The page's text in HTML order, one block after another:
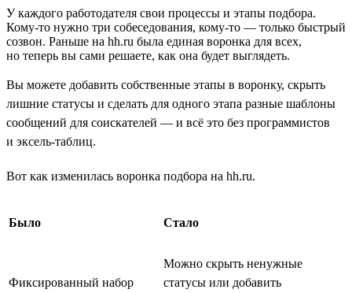
У каждого работодателя свои процессы и этапы подбора.
Кому-то нужно три собеседования, кому-то — только быстрый
созвон. Раньше на hh.ru была единая воронка для всех,
но теперь вы сами решаете, как она будет выглядеть.
Вы можете добавить собственные этапы в воронку, скрыть
лишние статусы и сделать для одного этапа разные шаблоны
сообщений для соискателей — и всё это без программистов
и эксель-таблиц.
Вот как изменилась воронка подбора на hh.ru.
Было Стало
Фиксированный набор
Можно скрыть ненужные
статусы или добавить